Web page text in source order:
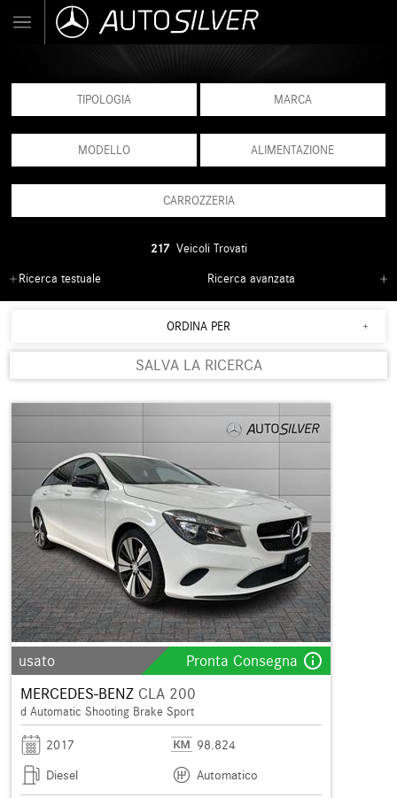
TIPOLOGIA MARCA
MODELLO ALIMENTAZIONE
CARROZZERIA
217Veicoli Trovati
Ricerca testuale
Ricerca avanzata
ORDINA PER
SALVA LA RICERCA
usato Pronta Consegna info_outline
MERCEDES-BENZ CLA 200
d Automatic Shooting Brake Sport
2017
98.824
Diesel
Automatico